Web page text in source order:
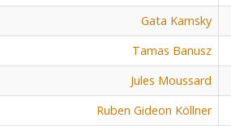
Gata Kamsky
Tamas Banusz
Jules Moussard
Ruben Gideon Köllner